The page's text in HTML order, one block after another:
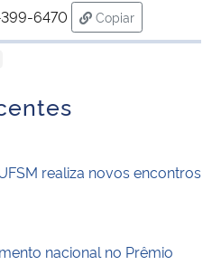
6470
Copiar
para área de
realiza novos encontros
nacional no Prêmio